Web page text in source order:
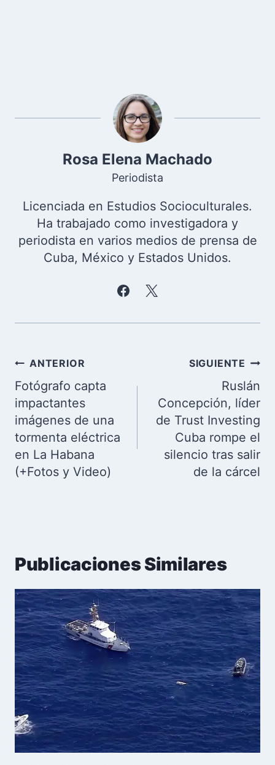
Rosa Elena Machado
Periodista
Licenciada en Estudios Socioculturales.
Ha trabajado como investigadora y
periodista en varios medios de prensa de
Cuba, México y Estados Unidos.
Navegación
de
entradas
ANTERIOR
Fotógrafo capta
impactantes
imágenes de una
tormenta eléctrica
en La Habana
(+Fotos y Video)
SIGUIENTE
Ruslán
Concepción, líder
de Trust Investing
Cuba rompe el
silencio tras salir
de la cárcel
Publicaciones Similares